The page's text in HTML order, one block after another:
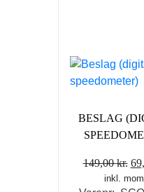
BESLAG
149,00kr.
inkl.